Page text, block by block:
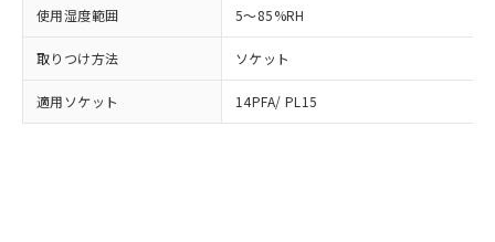
使用湿度範囲 5～85%RH
取りつけ方法 ソケット
適用ソケット 14PFA/ PL15
および当社の共同利用者が、当社の製
品・サービスに関するお客様との取
引・商談に必要な範囲で利用すること
をご了承ください。
※当社の共同利用者とは、
の共同利用に関して"
の「1.共同利
下記の非含有証明書をダウンロードするこ
とができます。
EU RoHS指令（10物質）の非含有証明書
51物質の非含有証明書（当社基準）